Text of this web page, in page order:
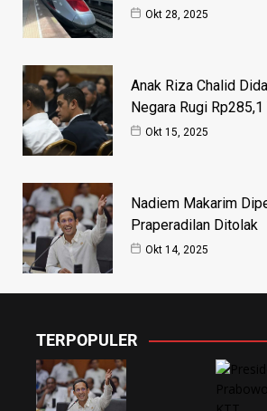
Okt 28, 2025
Anak Riza Chalid
Negara Rugi Rp285,1
Okt 15, 2025
Nadiem Makarim
Praperadilan Ditolak
Okt 14, 2025
TERPOPULER